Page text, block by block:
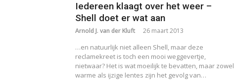
Iedereen klaagt over het weer –
Shell doet er wat aan
Arnold J. van der Kluft 26 maart 2013
…en natuurlijk niet alleen Shell, maar deze
reclamekreet is toch een mooi weggevertje,
nietwaar? Het is wat moeilijk te bevatten, maar zowel
warme als ijzige lentes zijn het gevolg van…